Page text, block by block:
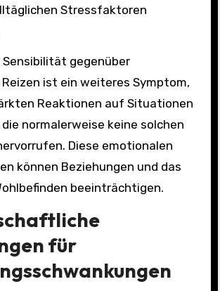
Stressfaktoren
Sensibilität gegenüber
ist ein weiteres Symptom,
Reaktionen auf Situationen
normalerweise keine solchen
Diese emotionalen
können Beziehungen und das
beeinträchtigen.
für